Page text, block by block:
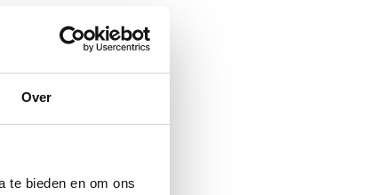
Over
te bieden en om ons